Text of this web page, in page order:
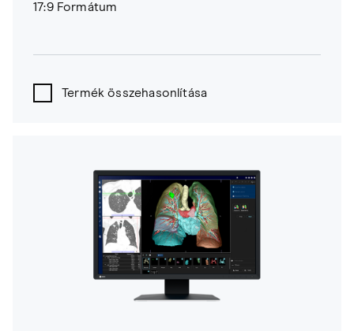
17:9 Formátum
Termék összehasonlítása